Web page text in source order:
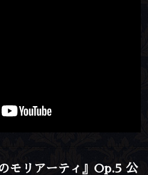
モリアーティ』Op.5 公